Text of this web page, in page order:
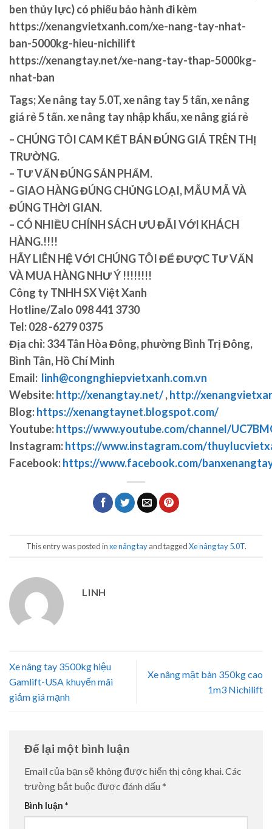
ben thủy lực) có phiếu bảo hành đi kèm
https://xenangvietxanh.com/xe-nang-tay-nhat-
ban-5000kg-hieu-nichilift
https://xenangtay.net/xe-nang-tay-thap-5000kg-
nhat-ban
Tags;Xe nâng tay 5.0T, xe nâng tay 5 tấn, xe nâng
giá rẻ 5 tấn. xe nâng tay nhập khẩu, xe nâng giá rẻ
– CHÚNG TÔI CAM KẾT BÁN ĐÚNG GIÁ TRÊN THỊ
TRƯỜNG.
– TƯ VẤN ĐÚNG SẢN PHẨM.
– GIAO HÀNG ĐÚNG CHỦNG LOẠI, MẪU MÃ VÀ
ĐÚNG THỜI GIAN.
– CÓ NHIỀU CHÍNH SÁCH ƯU ĐÃI VỚI KHÁCH
HÀNG.!!!!
HÃY LIÊN HỆ VỚI CHÚNG TÔI ĐỂ ĐƯỢC TƯ VẤN
VÀ MUA HÀNG NHƯ Ý !!!!!!!!
Công ty TNHH SX Việt Xanh
Hotline/Zalo 098 441 3730
Tel:028 -6279 0375
Địa chỉ:334 Tân Hòa Đông, phường Bình Trị Đông,
Bình Tân, Hồ Chí Minh
Email: linh@congnghiepvietxanh.com.vn
Website:http://xenangtay.net/,http://
Blog:https://xenangtaynet.blogspot.com/
Youtube:https://www.youtube.com/channel/
Instagram:https://www.instagram.com/
Facebook:https://www.facebook.com/
This entry was posted inxe nâng tayand taggedXe nâng tay 5.0T.
LINH
Xe nâng tay 3500kg hiệu
Gamlift-USA khuyến mãi
giảm giá mạnh
Xe nâng mặt bàn 350kg cao
1m3 Nichilift
Để lại một bình luận
Email của bạn sẽ không được hiển thị công khai.Các
trường bắt buộc được đánh dấu *
Bình luận *